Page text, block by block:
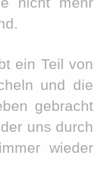
ein Teil von
und die
gebracht
uns durch
wieder